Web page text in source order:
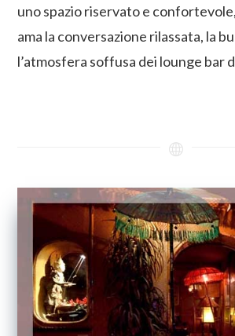
uno spazio riservato e
ama la conversazione rilassata, la
l’atmosfera soffusa dei lounge bar